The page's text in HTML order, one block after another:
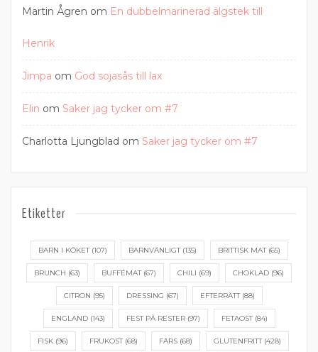
Martin Ågren om En dubbelmarinerad älgstek till
Henrik
Jimpa om God sojasås till lax
Elin om Saker jag tycker om #7
Charlotta Ljungblad om Saker jag tycker om #7
Etiketter
BARN I KÖKET(107) BARNVÄNLIGT(135) BRITTISK MAT(65)
BRUNCH (63) BUFFÉMAT(67) CHILI (69) CHOKLAD (96)
CITRON (95) DRESSING (67) EFTERRÄTT(88)
ENGLAND(143) FEST PÅ RESTER(97) FETAOST(84)
FISK(96) FRUKOST(68) FÄRS(68) GLUTENFRITT(428)